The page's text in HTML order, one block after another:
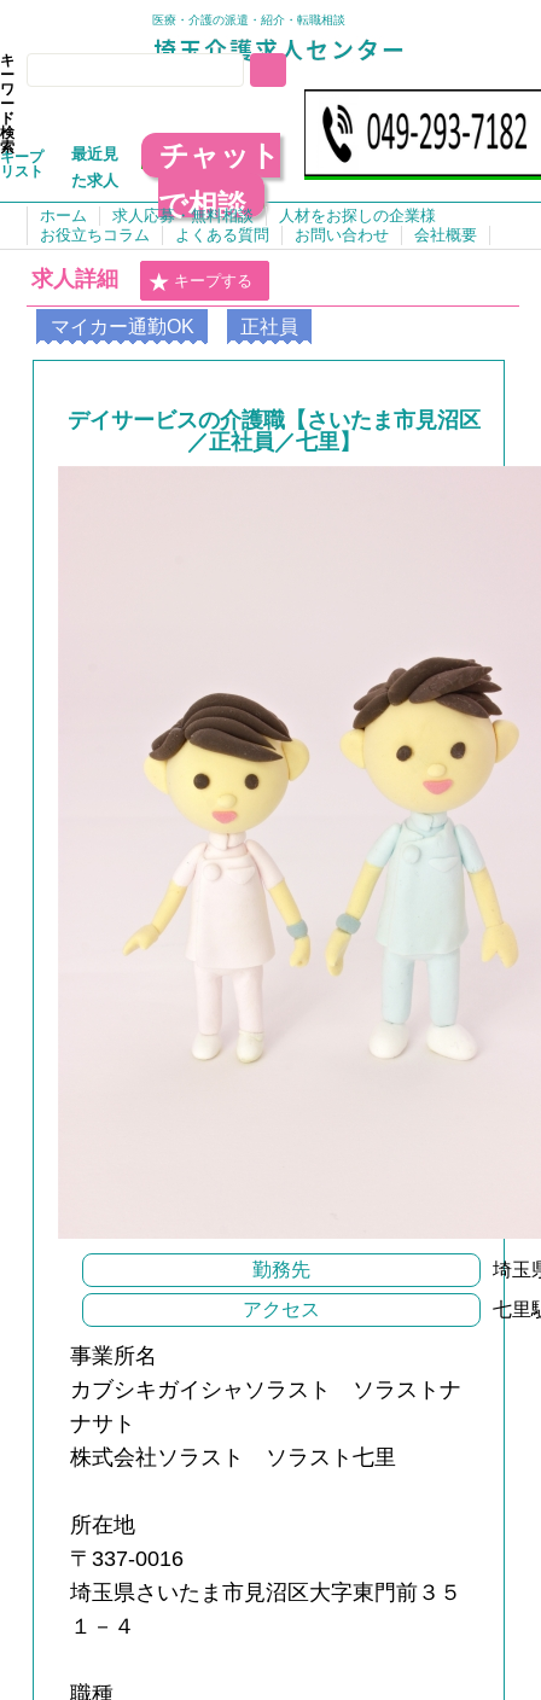
医療・介護の派遣・紹介・転職相談
キ
ー
ワ
ー
ド
検
索
キープ
リスト
最近見
た求人
チャット
で相談
ホーム 求人応募・無料相談
人材をお探しの企業様
お役立ちコラム
よくある質問 お問い合わせ 会社概要
求人詳細 キープする
マイカー通勤OK 正社員
デイサービスの介護職【さいたま市見沼区
／正社員／七里】
勤務先
埼玉
アクセス
七里
事業所名
カブシキガイシャソラスト ソラストナ
ナサト
株式会社ソラスト ソラスト七里
所在地
〒337-0016
埼玉県さいたま市見沼区大字東門前３５
１－４
職種